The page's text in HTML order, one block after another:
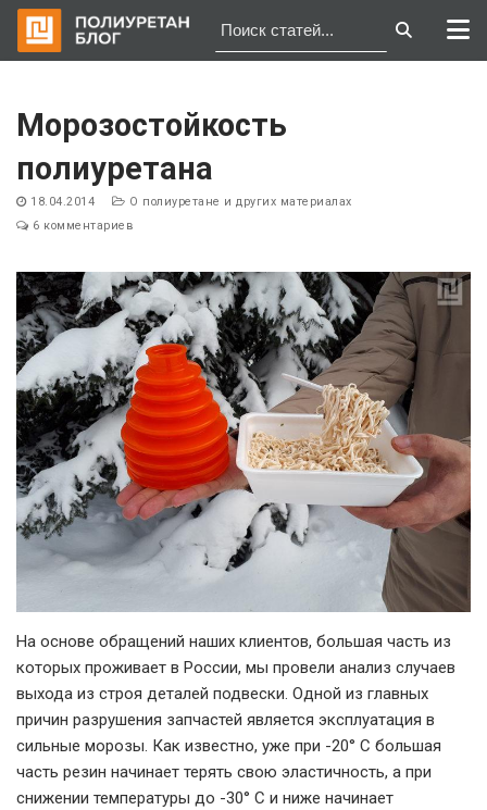
содержимому
Морозостойкость
полиуретана
18.04.2014
О полиуретане и других материалах
6 комментариев
На основе обращений наших клиентов, большая часть из
которых проживает в России, мы провели анализ случаев
выхода из строя деталей подвески. Одной из главных
причин разрушения запчастей является эксплуатация в
сильные морозы. Как известно, уже при -20° C большая
часть резин начинает терять свою эластичность, а при
снижении температуры до -30° C и ниже начинает